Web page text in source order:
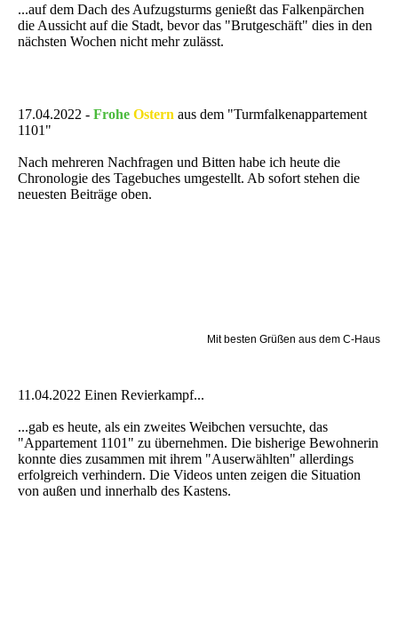
...auf dem Dach des Aufzugsturms genießt das Falkenpärchen
die Aussicht auf die Stadt, bevor das "Brutgeschäft" dies in den
nächsten Wochen nicht mehr zulässt.
17.04.2022 - Frohe Ostern aus dem "Turmfalkenappartement
1101"
Nach mehreren Nachfragen und Bitten habe ich heute die
Chronologie des Tagebuches umgestellt. Ab sofort stehen die
neuesten Beiträge oben.
Mit besten Grüßen aus dem C-Haus
11.04.2022 Einen Revierkampf...
...gab es heute, als ein zweites Weibchen versuchte, das
"Appartement 1101" zu übernehmen. Die bisherige Bewohnerin
konnte dies zusammen mit ihrem "Auserwählten" allerdings
erfolgreich verhindern. Die Videos unten zeigen die Situation
von außen und innerhalb des Kastens.